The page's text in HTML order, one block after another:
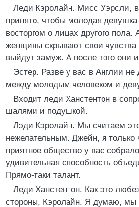
Леди Кэролайн. Мисс Уэрсли,
принято, чтобы молодая девушка
восторгом о лицах другого пола.
женщины скрывают свои чувства
выйдут замуж. А после того они
Эстер. Разве у вас в Англии
между молодым человеком и
Входит леди Ханстентон в
шалями и подушкой.
Лэди Кэролайн. Мы считаем
нежелательным. Джейн, я только
приятное общество у вас
удивительная способность
Прямо-таки талант.
Леди Ханстентон. Как это
стороны, Кэролайн. Я думаю, мы